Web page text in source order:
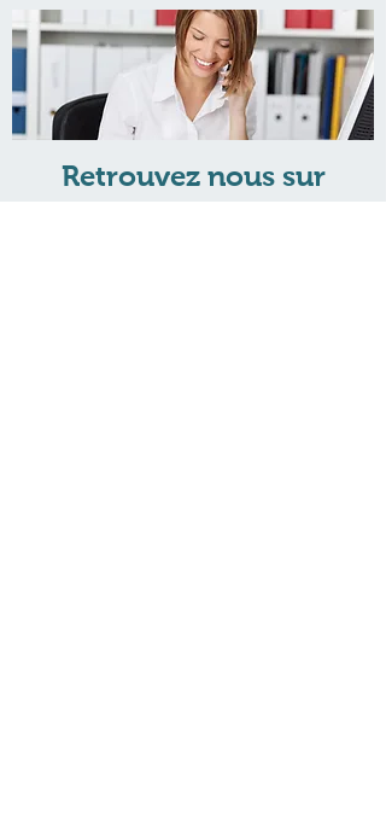
Elle vous permet de partager votre retour
d’expérience avec d’autres propriétaires sur les
bienfaits de l’hydrothérapie canine en général et
tout particulièrement sur les séances de travail
effectuées dans notre centre.
Retrouvez nous sur